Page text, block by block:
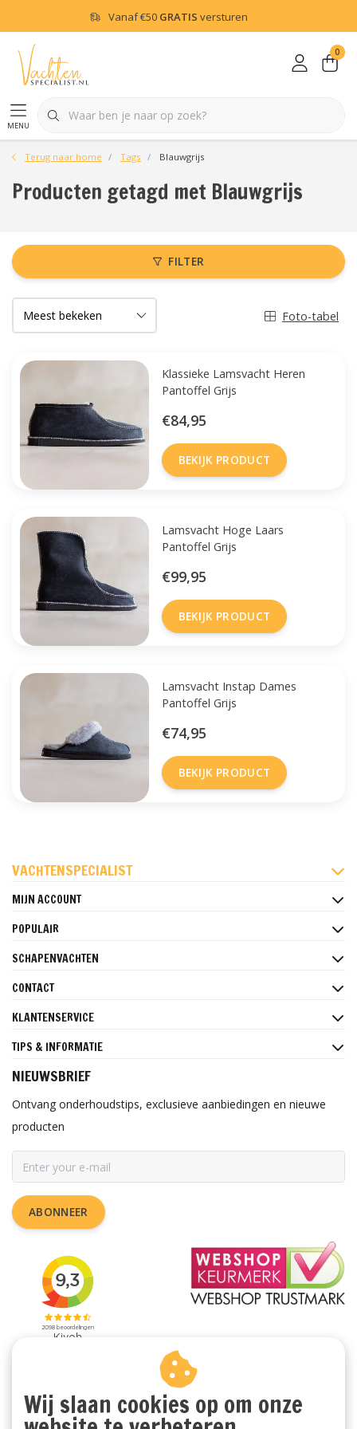
Vanaf€50 GRATIS versturen
menu
0
Terug naar home Tags Blauwgrijs
Producten getagd met Blauwgrijs
FILTER
Foto-tabel
Klassieke Lamsvacht Heren
Pantoffel Grijs
€84,95
BEKIJK PRODUCT
Lamsvacht Hoge Laars
Pantoffel Grijs
€99,95
BEKIJK PRODUCT
Lamsvacht Instap Dames
Pantoffel Grijs
€74,95
BEKIJK PRODUCT
VACHTENSPECIALIST
MIJN ACCOUNT
POPULAIR
SCHAPENVACHTEN
CONTACT
KLANTENSERVICE
TIPS & INFORMATIE
NIEUWSBRIEF
Ontvang onderhoudstips, exclusieve aanbiedingen en nieuwe
producten
ABONNEER
Wij slaan cookies op om onze